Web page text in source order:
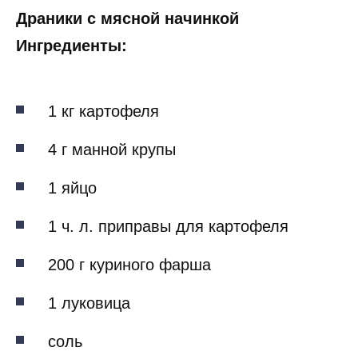
Драники с мясной начинкой
Ингредиенты:
1 кг картофеля
4 г манной крупы
1 яйцо
1 ч. л. приправы для картофеля
200 г куриного фарша
1 луковица
соль